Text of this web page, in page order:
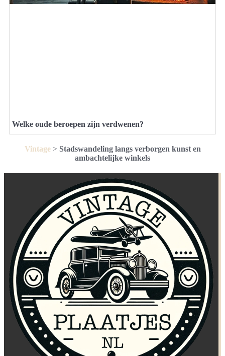
Welke oude beroepen zijn verdwenen?
Vintage> Stadswandeling langs verborgen kunst en
ambachtelijke winkels